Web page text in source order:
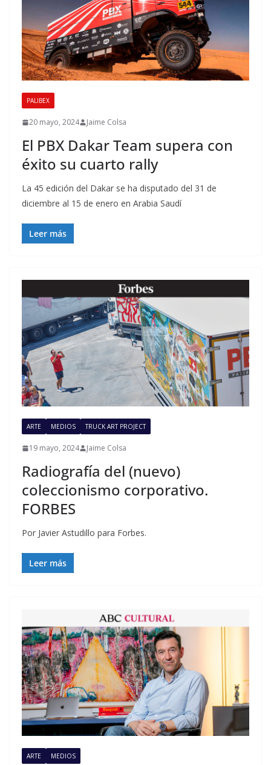
PALIBEX
20 mayo, 2024 Jaime Colsa
El PBX Dakar Team supera con
éxito su cuarto rally
La 45 edición del Dakar se ha disputado del 31 de
diciembre al 15 de enero en Arabia Saudí
Leer más
ARTE MEDIOS TRUCK ART PROJECT
19 mayo, 2024 Jaime Colsa
Radiografía del (nuevo)
coleccionismo corporativo.
FORBES
Por Javier Astudillo para Forbes.
Leer más
ARTE MEDIOS